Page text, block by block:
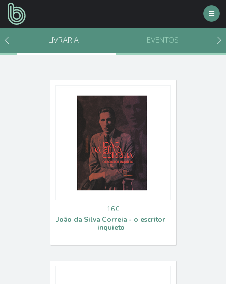
LIVRARIA EVENTOS
16€
João da Silva Correia - o escritor
inquieto